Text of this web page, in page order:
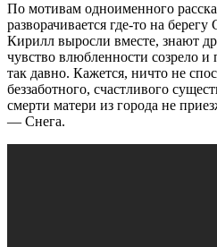
По мотивам одноименного
разворачивается где-то на
Кирилл выросли вместе, знают
чувство влюбленности созрело
так давно. Кажется, ничто не
беззаботного, счастливого
смерти матери из города не
— Снега.